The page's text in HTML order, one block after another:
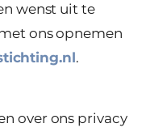
wenst uit te
ons opnemen
.
over ons privacy